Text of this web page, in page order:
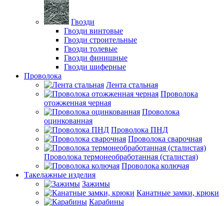
Гвозди
Гвозди винтовые
Гвозди строительные
Гвозди толевые
Гвозди финишные
Гвозди шиферные
Проволока
Лента стальная
Проволока
отожженная черная
Проволока
оцинкованная
Проволока ПНД
Проволока сварочная
Проволока термонеобработанная (сталистая)
Проволока колючая
Такелажные изделия
Зажимы
Канатные замки, крюки
Карабины